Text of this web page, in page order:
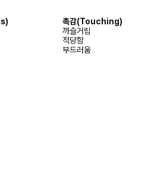
촉감(Touching)
까슬거림
적당함
부드러움